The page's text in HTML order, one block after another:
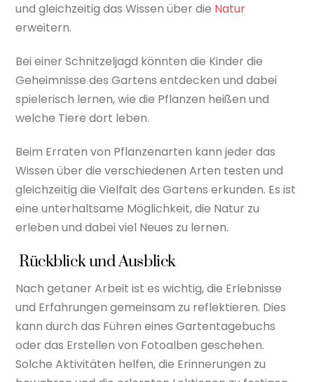
und gleichzeitig das Wissen über die Natur
erweitern.
Bei einer Schnitzeljagd könnten die Kinder die
Geheimnisse des Gartens entdecken und dabei
spielerisch lernen, wie die Pflanzen heißen und
welche Tiere dort leben.
Beim Erraten von Pflanzenarten kann jeder das
Wissen über die verschiedenen Arten testen und
gleichzeitig die Vielfalt des Gartens erkunden. Es ist
eine unterhaltsame Möglichkeit, die Natur zu
erleben und dabei viel Neues zu lernen.
Rückblick und Ausblick
Nach getaner Arbeit ist es wichtig, die Erlebnisse
und Erfahrungen gemeinsam zu reflektieren. Dies
kann durch das Führen eines Gartentagebuchs
oder das Erstellen von Fotoalben geschehen.
Solche Aktivitäten helfen, die Erinnerungen zu